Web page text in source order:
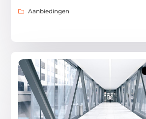
Aanbiedingen